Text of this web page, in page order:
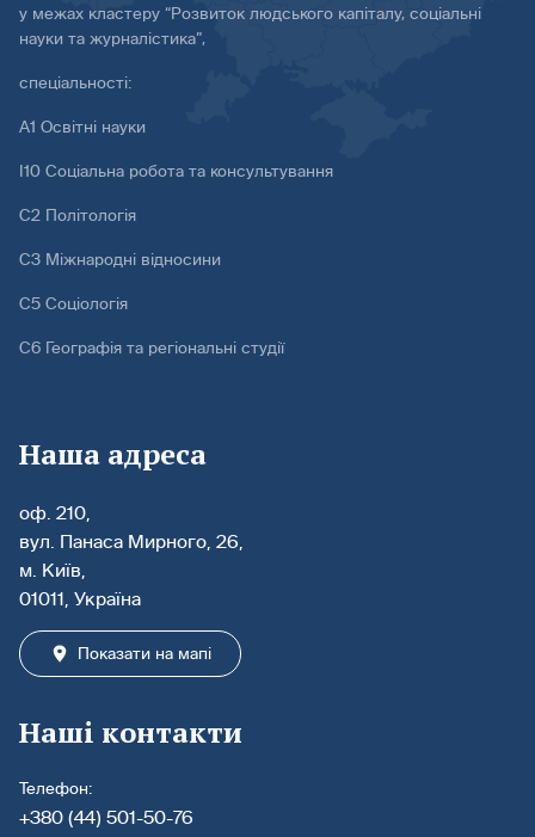
у межах кластеру “Розвиток людського капіталу, соціальні
науки та журналістика”,
спеціальності:
А1 Освітні науки
І10 Соціальна робота та консультування
С2 Політологія
С3 Міжнародні відносини
С5 Соціологія
С6 Географія та регіональні студії
Наша адреса
оф. 210,
вул. Панаса Мирного, 26,
м. Київ,
01011, Україна
Показати на мапі
Наші контакти
Телефон:
+380 (44) 501-50-76